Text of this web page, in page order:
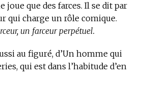
joue que des farces. Il se dit par
qui charge un rôle comique.
un farceur perpétuel.
au figuré, d’Un homme qui
qui est dans l’habitude d’en